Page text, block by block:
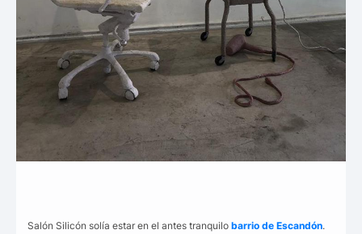
Salón Silicón solía estar en el antes tranquilo barrio de Escandón.